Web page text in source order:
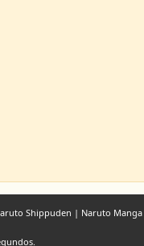
Shippuden | Naruto Manga